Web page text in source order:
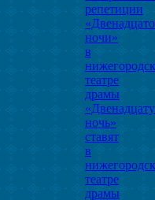
репетиции
ночи»
в
театре
драмы
ночь»
ставят
в
театре
драмы